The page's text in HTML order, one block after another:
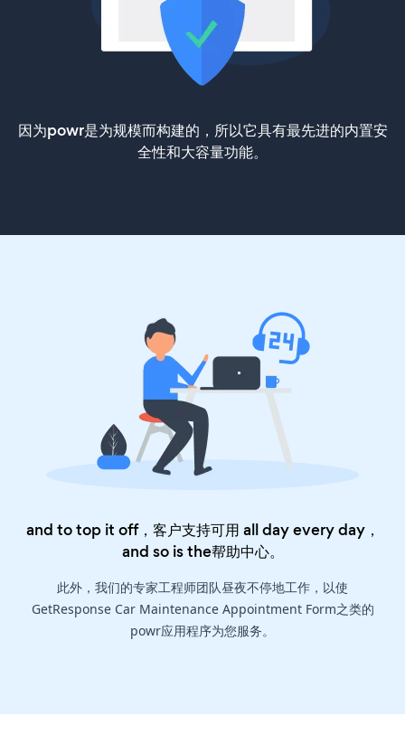
因为powr是为规模而构建的，所以它具有最先进的内置安
全性和大容量功能。
and to top it off，客户支持可用 all day every day，
and so is the帮助中心。
此外，我们的专家工程师团队昼夜不停地工作，以使
GetResponse Car Maintenance Appointment Form之类的
powr应用程序为您服务。